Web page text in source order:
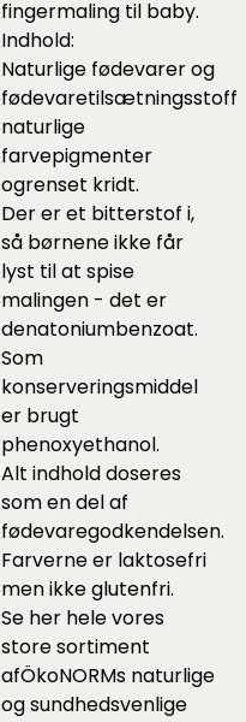
fingermaling til baby.
Indhold:
Naturlige fødevarer og
naturlige
farvepigmenter
ogrenset kridt.
Der er et bitterstof i,
så børnene ikke får
lyst til at spise
malingen - det er
denatoniumbenzoat.
Som
konserveringsmiddel
er brugt
phenoxyethanol.
Alt indhold doseres
som en del af
fødevaregodkendelsen.
Farverne er laktosefri
men ikke glutenfri.
Se her hele vores
store sortiment
afÖkoNORMs naturlige
og sundhedsvenlige